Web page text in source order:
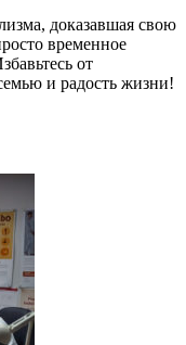
доказавшая свою
временное
от
и радость жизни!